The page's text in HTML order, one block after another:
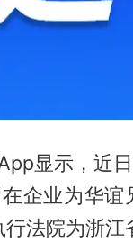
显示，近
企业为华
法院为浙江